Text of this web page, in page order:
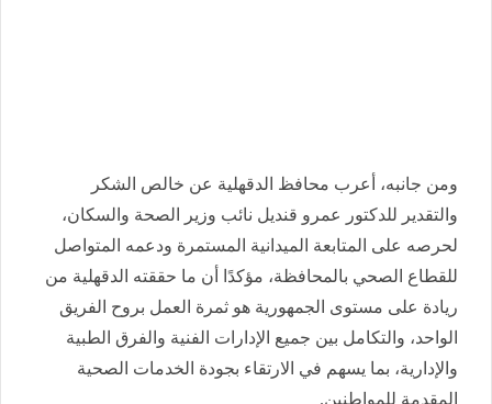
ومن جانبه، أعرب محافظ الدقهلية عن خالص الشكر
والتقدير للدكتور عمرو قنديل نائب وزير الصحة والسكان،
لحرصه على المتابعة الميدانية المستمرة ودعمه المتواصل
للقطاع الصحي بالمحافظة، مؤكدًا أن ما حققته الدقهلية من
ريادة على مستوى الجمهورية هو ثمرة العمل بروح الفريق
الواحد، والتكامل بين جميع الإدارات الفنية والفرق الطبية
والإدارية، بما يسهم في الارتقاء بجودة الخدمات الصحية
المقدمة للمواطنين.